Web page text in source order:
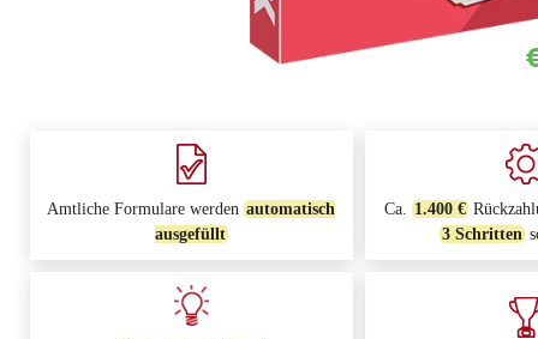
Amtliche Formulare werdenautomatisch
ausgefüllt
Ca.1.400 €
3 Schritten